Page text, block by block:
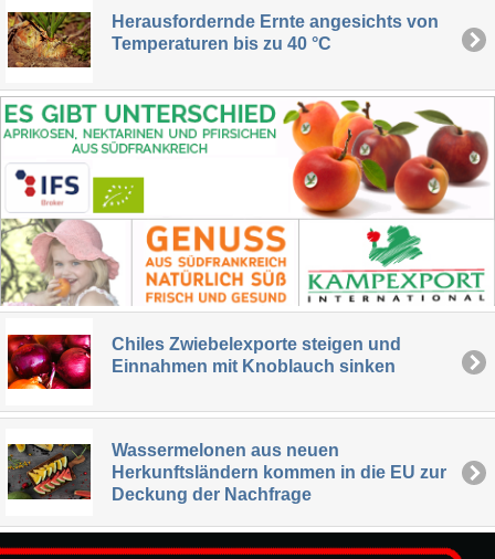
Herausfordernde Ernte angesichts von
Temperaturen bis zu 40 °C
Chiles Zwiebelexporte steigen und
Einnahmen mit Knoblauch sinken
Wassermelonen aus neuen
Herkunftsländern kommen in die EU zur
Deckung der Nachfrage